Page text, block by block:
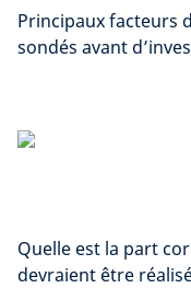
Principaux facteurs
sondés avant
Quelle est la part
devraient être